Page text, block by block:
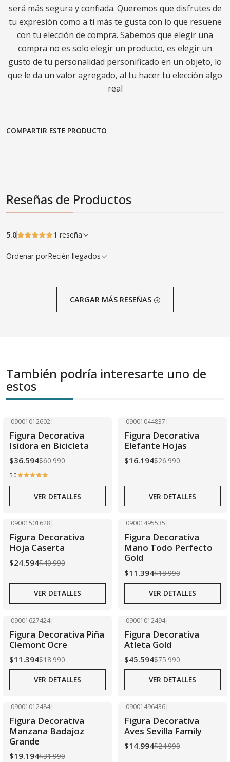
será más segura y confiada. Queremos que disfrutes de
tu expresión como a ti más te gusta con lo que resuene
con tu elección de compra. Sabemos que elegir una
compra no es solo elegir un producto, es elegir un
gusto de tu personalidad personificado en un objeto, lo
que le da un valor agregado, al tu hacer tu elección algo
real
COMPARTIR ESTE PRODUCTO
Reseñas de Productos
5.0 1 reseña
Ordenar porRecién llegados
CARGAR MÁS RESEÑAS
También podría interesarte uno de
estos
Agotado
'09001012602|
Figura Decorativa
Isidora en Bicicleta
$36.594$60.990
5.0
VER DETALLES
Agotado
'09001044837 |
Figura Decorativa
Elefante Hojas
$16.194$26.990
VER DETALLES
Agotado
'09001501628|
Figura Decorativa
Hoja Caserta
$24.594$40.990
VER DETALLES
Agotado
'09001495535 |
Figura Decorativa
Mano Todo Perfecto
Gold
$11.394$18.990
VER DETALLES
Agotado
'09001627424|
Figura Decorativa Piña
Clemont Ocre
$11.394$18.990
VER DETALLES
Agotado
'09001012494|
Figura Decorativa
Atleta Gold
$45.594$75.990
VER DETALLES
'09001012484|
Figura Decorativa
Manzana Badajoz
Grande
$19.194$31.990
Agotado
'09001496436|
Figura Decorativa
Aves Sevilla Family
$14.994$24.990